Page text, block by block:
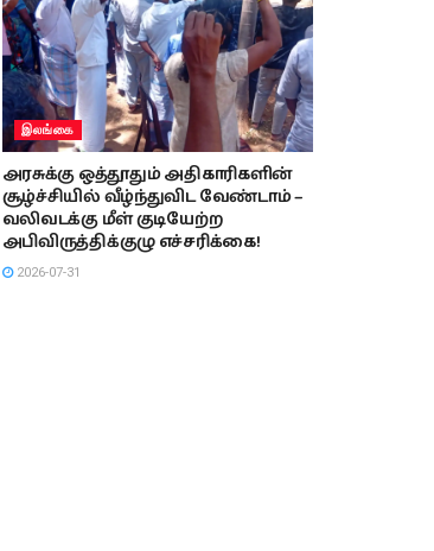
இலங்கை
அரசுக்கு ஒத்தூதும் அதிகாரிகளின்
சூழ்ச்சியில் வீழ்ந்துவிட வேண்டாம் –
வலிவடக்கு மீள் குடியேற்ற
அபிவிருத்திக்குழு எச்சரிக்கை!
2026-07-31